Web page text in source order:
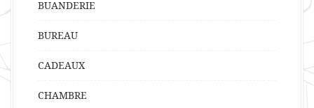
BUANDERIE
BUREAU
CADEAUX
CHAMBRE